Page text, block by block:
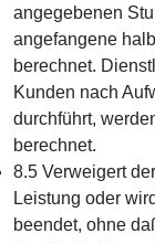
angegebenen
angefangene
berechnet.
Kunden nach
durchführt,
berechnet.
8.5 Verweigert
Leistung oder
beendet, ohne